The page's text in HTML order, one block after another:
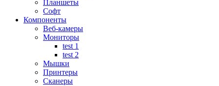
Планшеты
Софт
Компоненты
Веб-камеры
Мониторы
test 1
test 2
Мышки
Принтеры
Сканеры